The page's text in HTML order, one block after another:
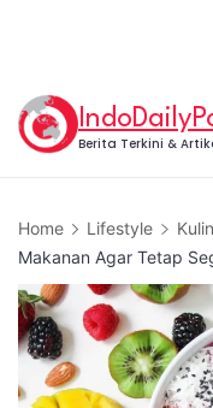
content
Berita Terkini &
Home Lifestyle
Makanan Agar Tetap